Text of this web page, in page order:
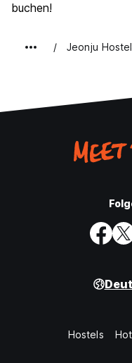
buchen!
Jeonju
Hostels